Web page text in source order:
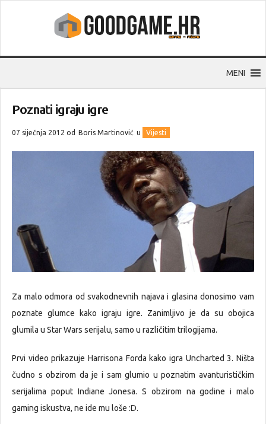
MENI
Poznati igraju igre
07 siječnja 2012 od Boris Martinović u Vijesti
Za malo odmora od svakodnevnih najava i glasina donosimo vam
poznate glumce kako igraju igre. Zanimljivo je da su obojica
glumila u Star Wars serijalu, samo u različitim trilogijama.
Prvi video prikazuje Harrisona Forda kako igra Uncharted 3. Ništa
čudno s obzirom da je i sam glumio u poznatim avanturističkim
serijalima poput Indiane Jonesa. S obzirom na godine i malo
gaming iskustva, ne ide mu loše :D.